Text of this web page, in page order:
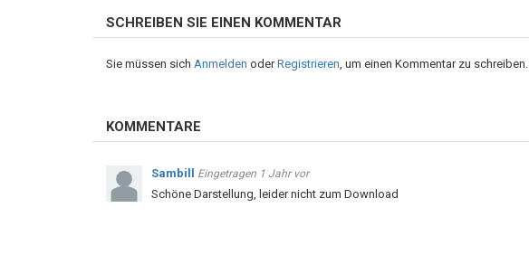
SCHREIBEN SIE EINEN KOMMENTAR
Sie müssen sich Anmelden oderRegistrieren, um einen Kommentar zu schreiben.
KOMMENTARE
Sambill Eingetragen 1 Jahr vor
Schöne Darstellung, leider nicht zum Download